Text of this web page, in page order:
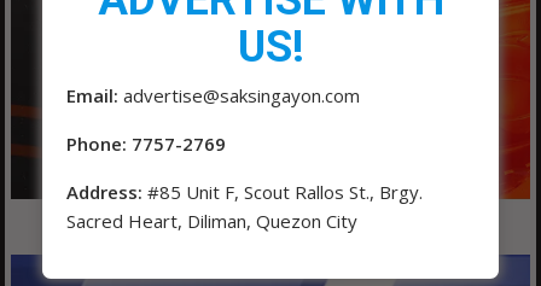
US!
Email: advertise@saksingayon.com
Phone: 7757-2769
Address: #85 Unit F, Scout Rallos St., Brgy.
Sacred Heart, Diliman, Quezon City